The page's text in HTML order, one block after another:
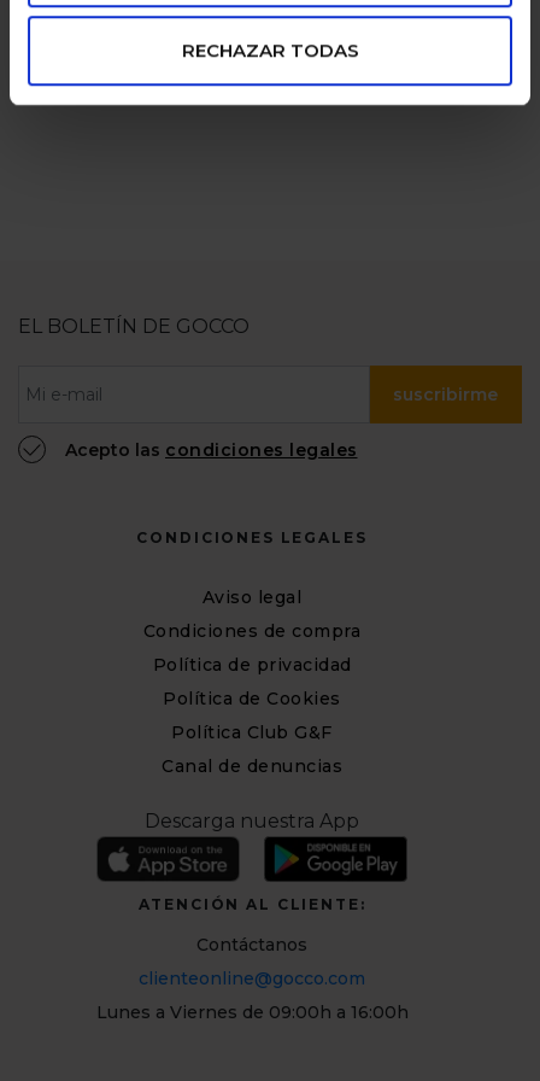
RECHAZAR TODAS
numerosas
EL BOLETÍN DE GOCCO
suscribirme
Acepto las condiciones legales
CONDICIONES LEGALES
Aviso legal
Condiciones de compra
Política de privacidad
Política de Cookies
Política Club G&F
Canal de denuncias
Descarga nuestra App
ATENCIÓN AL CLIENTE:
Contáctanos
clienteonline@gocco.com
Lunes a Viernes de 09:00h a 16:00h